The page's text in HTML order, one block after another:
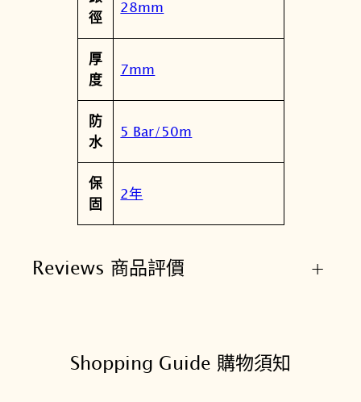
徑
28mm
厚
度
7mm
防
水
5 Bar/50m
保
固
2年
Reviews 商品評價 +
Shopping Guide 購物須知